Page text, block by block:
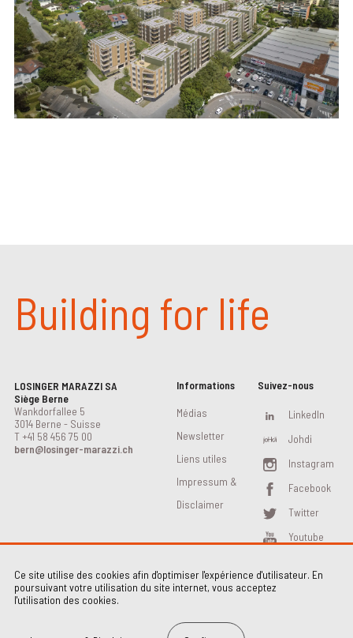
Building for life
LOSINGER MARAZZI SA
Siège Berne
Wankdorfallee 5
3014 Berne - Suisse
T +41 58 456 75 00
bern@losinger-marazzi.ch
Informations
Médias
Newsletter
Liens utiles
Impressum &
Disclaimer
Suivez-nous
LinkedIn
Johdi
Instagram
Facebook
Twitter
Youtube
Ce site utilise des cookies afin d'optimiser l'expérience d'utilisateur. En
poursuivant votre utilisation du site internet, vous acceptez
l'utilisation des cookies.